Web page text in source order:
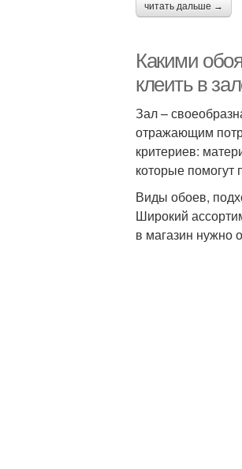
читать дальше →
Какими
клеить в
Зал –
отражающим
критериев:
которые помогут
Виды обоев,
Широкий
в магазин нужно